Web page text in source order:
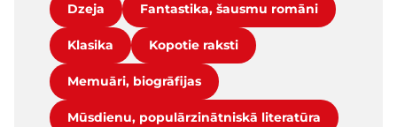
Dzeja Fantastika, šausmu romāni
Klasika Kopotie raksti
Memuāri, biogrāfijas
Mūsdienu, populārzinātniskā literatūra